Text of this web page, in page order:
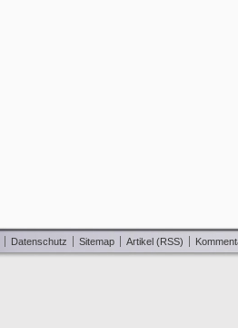
Datenschutz Sitemap Artikel (RSS)